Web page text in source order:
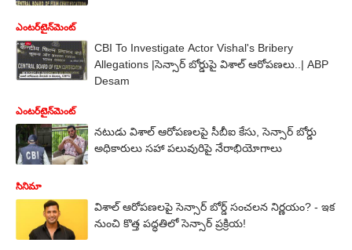
ఎంటర్‌టైన్‌మెంట్‌
CBI To Investigate Actor Vishal's Bribery
Allegations |సెన్సార్ బోర్డుపై విశాల్ ఆరోపణలు..| ABP
Desam
ఎంటర్‌టైన్‌మెంట్‌
నటుడు విశాల్ ఆరోపణలపై సీబీఐ కేసు, సెన్సార్ బోర్డు
అధికారులు సహా పలువురిపై నేరాభియోగాలు
సినిమా
విశాల్ ఆరోపణలపై సెన్సార్ బోర్డ్ సంచలన నిర్ణయం? - ఇక
నుంచి కొత్త పద్ధతిలో సెన్సార్ ప్రక్రియ!